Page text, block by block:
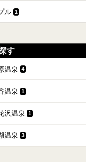
ル 1
す
温泉 4
温泉 1
沢温泉 1
温泉 3